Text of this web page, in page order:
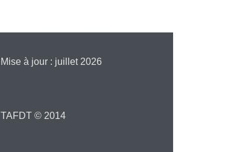
Mise à jour : juillet 2026
TAFDT © 2014